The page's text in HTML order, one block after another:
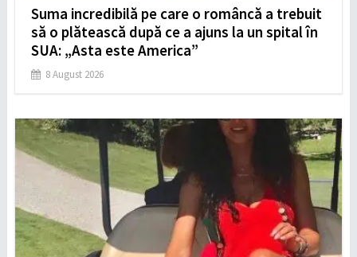
Suma incredibilă pe care o româncă a trebuit
să o plătească după ce a ajuns la un spital în
SUA: „Asta este America”
8 August 2026